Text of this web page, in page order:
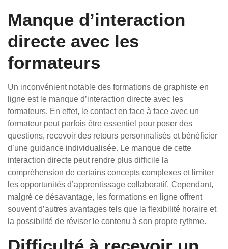
Manque d’interaction
directe avec les
formateurs
Un inconvénient notable des formations de graphiste en
ligne est le manque d’interaction directe avec les
formateurs. En effet, le contact en face à face avec un
formateur peut parfois être essentiel pour poser des
questions, recevoir des retours personnalisés et bénéficier
d’une guidance individualisée. Le manque de cette
interaction directe peut rendre plus difficile la
compréhension de certains concepts complexes et limiter
les opportunités d’apprentissage collaboratif. Cependant,
malgré ce désavantage, les formations en ligne offrent
souvent d’autres avantages tels que la flexibilité horaire et
la possibilité de réviser le contenu à son propre rythme.